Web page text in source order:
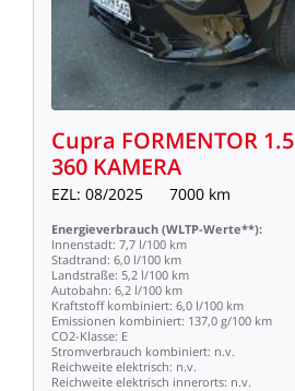
Cupra FORMENTOR 1.5
360 KAMERA
EZL: 08/2025 7000 km
Energieverbrauch (WLTP-Werte**):
Innenstadt: 7,7 l/100 km
Stadtrand: 6,0 l/100 km
Landstraße: 5,2 l/100 km
Autobahn: 6,2 l/100 km
Kraftstoff kombiniert: 6,0 l/100 km
Emissionen kombiniert: 137,0 g/100 km
CO2-Klasse: E
Stromverbrauch kombiniert: n.v.
Reichweite elektrisch: n.v.
Reichweite elektrisch innerorts: n.v.